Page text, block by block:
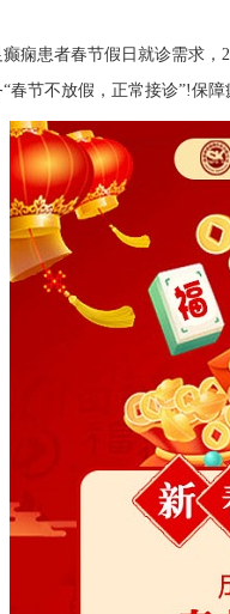
癫痫患者春节假日就诊需求，
春节不放假，正常接诊”!保